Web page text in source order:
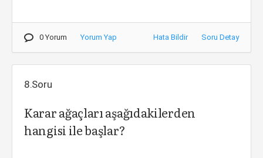
0 Yorum Yorum Yap Hata Bildir Soru Detay
8.Soru
Karar ağaçları aşağıdakilerden
hangisi ile başlar?